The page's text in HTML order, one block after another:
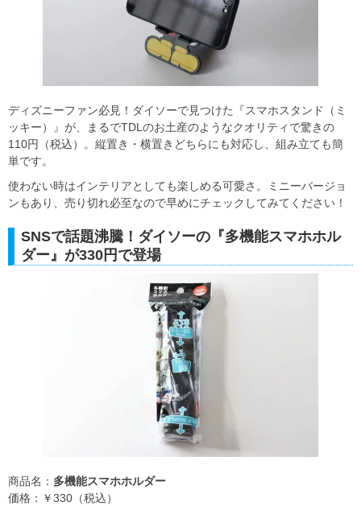
ディズニーファン必見！ダイソーで見つけた『スマホスタンド（ミ
ッキー）』が、まるでTDLのお土産のようなクオリティで驚きの
110円（税込）。縦置き・横置きどちらにも対応し、組み立ても簡
単です。
使わない時はインテリアとしても楽しめる可愛さ。ミニーバージョ
ンもあり、売り切れ必至なので早めにチェックしてみてください！
SNSで話題沸騰！ダイソーの『多機能スマホホル
ダー』が330円で登場
商品名： 多機能スマホホルダー
価格：￥330（税込）